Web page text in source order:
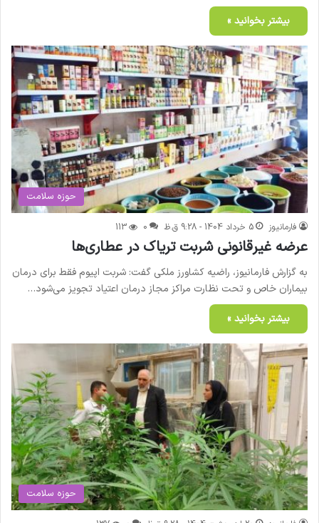
بیشتر بخوانید »
حوزه سلامت
فارمانیوز 5 خرداد 1404 - 9:28 ق.ظ 0
113
عرضه غیرقانونی شربت تریاک در عطاری‌ها
به گزارش فارمانیوز، راضیه کشاورز ملکی گفت: شربت اپیوم فقط برای درمان
بیماران خاص و تحت نظارت مراکز مجاز درمان اعتیاد تجویز می‌شود…
بیشتر بخوانید »
حوزه سلامت